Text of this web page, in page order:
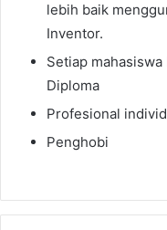
lebih baik
Inventor.
Setiap
Diploma
Profesional
Penghobi